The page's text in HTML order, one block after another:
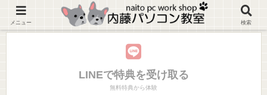
神奈川県大磯町マンツーマンでやりたいことだけ学べるパソコン教室
LINEで特典を受け取る
無料特典から体験
メニュー 検索